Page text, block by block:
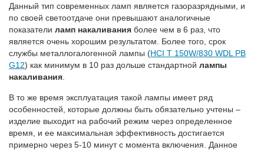
Данный тип современных ламп является газоразрядными, и
по своей светоотдаче они превышают аналогичные
показатели ламп накаливания более чем в 6 раз, что
является очень хорошим результатом. Более того, срок
службы металлогалогенной лампы (HCI T 150W/830 WDL PB
G12) как минимум в 10 раз дольше стандартной лампы
накаливания
В то же время эксплуатация такой лампы имеет ряд
особенностей, которые должны быть обязательно учтены –
изделие выходит на рабочий режим через определенное
время, и ее максимальная эффективность достигается
примерно через 5-10 минут с момента включения. Данное